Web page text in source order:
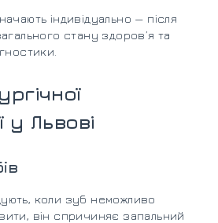
індивідуально — після
стану здоров’я та
у Львові
коли зуб неможливо
він спричиняє запальний